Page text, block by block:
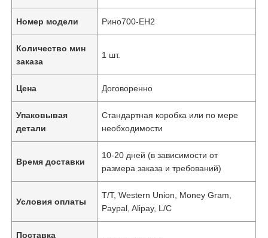
Номер модели Рино700-EH2
Количество мин
заказа
1 шт.
Цена Договоренно
Упаковывая
детали
Стандартная коробка или по мере
необходимости
Время доставки
10-20 дней (в зависимости от
размера заказа и требований)
Условия оплаты
T/T, Western Union, Money Gram,
Paypal, Alipay, L/C
Поставка